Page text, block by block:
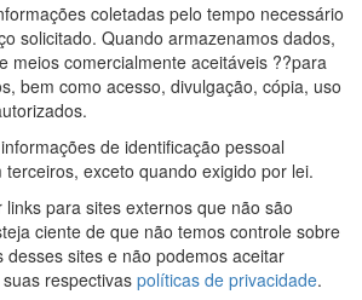
coletadas pelo tempo necessário
solicitado. Quando armazenamos dados,
meios comercialmente aceitáveis ??para
bem como acesso, divulgação, cópia, uso
de identificação pessoal
exceto quando exigido por lei.
para sites externos que não são
ciente de que não temos controle sobre
desses sites e não podemos aceitar
respectivas políticas de privacidade.